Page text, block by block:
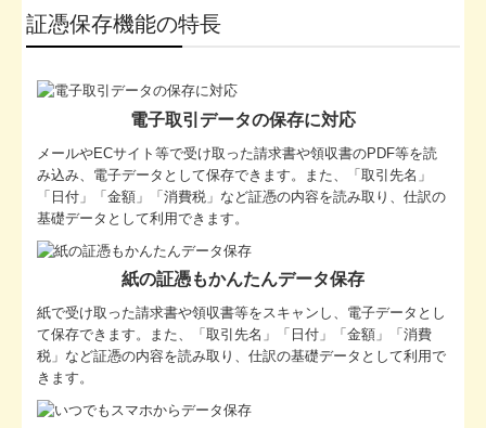
証憑保存機能の特長
電子取引データの保存に対応
メールやECサイト等で受け取った請求書や領収書のPDF等を読
み込み、電子データとして保存できます。また、「取引先名」
「日付」「金額」「消費税」など証憑の内容を読み取り、仕訳の
基礎データとして利用できます。
紙の証憑もかんたんデータ保存
紙で受け取った請求書や領収書等をスキャンし、電子データとし
て保存できます。また、「取引先名」「日付」「金額」「消費
税」など証憑の内容を読み取り、仕訳の基礎データとして利用で
きます。